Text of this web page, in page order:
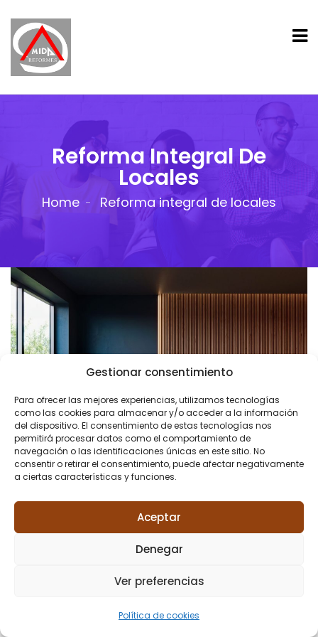
Gestionar consentimiento
Para ofrecer las mejores experiencias, utilizamos tecnologías
como las cookies para almacenar y/o acceder a la información
del dispositivo. El consentimiento de estas tecnologías nos
permitirá procesar datos como el comportamiento de
navegación o las identificaciones únicas en este sitio. No
consentir o retirar el consentimiento, puede afectar negativamente
a ciertas características y funciones.
Aceptar
Denegar
Ver preferencias
Política de cookies
Reforma Integral De
Locales
Home Reforma integral de locales